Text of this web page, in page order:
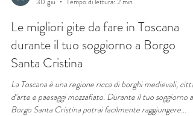
Agriturismo Santa Cristina
30 giu
Tempo di lettura: 2 min
Le migliori gite da fare in Toscana
durante il tuo soggiorno a Borgo
Santa Cristina